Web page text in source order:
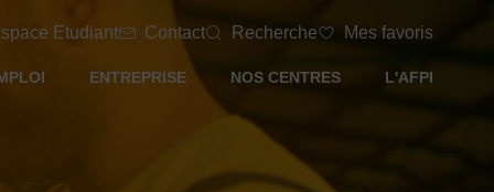
Etudiant Contact Recherche Mes favoris
ENTREPRISE NOS CENTRES L'AFPI